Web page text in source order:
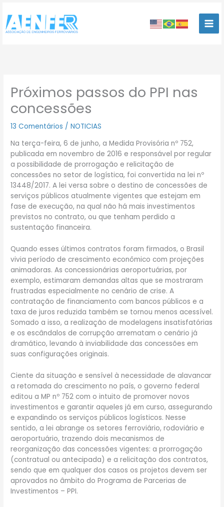
para
conteúdo
Próximos passos do PPI nas
concessões
13 Comentários /NOTICIAS
Na terça-feira, 6 de junho, a Medida Provisória nº 752,
publicada em novembro de 2016 e responsável por regular
a possibilidade de prorrogação e relicitação de
concessões no setor de logística, foi convertida na lei nº
13448/2017. A lei versa sobre o destino de concessões de
serviços públicos atualmente vigentes que estejam em
fase de execução, na qual não há mais investimentos
previstos no contrato, ou que tenham perdido a
sustentação financeira.
Quando esses últimos contratos foram firmados, o Brasil
vivia período de crescimento econômico com projeções
animadoras. As concessionárias aeroportuárias, por
exemplo, estimaram demandas altas que se mostraram
frustradas especialmente no cenário de crise. A
contratação de financiamento com bancos públicos e a
taxa de juros reduzida também se tornou menos acessível.
Somado a isso, a realização de modelagens insatisfatórias
e os escândalos de corrupção arrematam o cenário já
dramático, levando à inviabilidade das concessões em
suas configurações originais.
Ciente da situação e sensível à necessidade de alavancar
a retomada do crescimento no país, o governo federal
editou a MP nº 752 com o intuito de promover novos
investimentos e garantir aqueles já em curso, assegurando
e expandindo os serviços públicos logísticos. Nesse
sentido, a lei abrange os setores ferroviário, rodoviário e
aeroportuário, trazendo dois mecanismos de
reorganização das concessões vigentes: a prorrogação
(contratual ou antecipada) e a relicitação dos contratos,
sendo que em qualquer dos casos os projetos devem ser
aprovados no âmbito do Programa de Parcerias de
Investimentos – PPI.